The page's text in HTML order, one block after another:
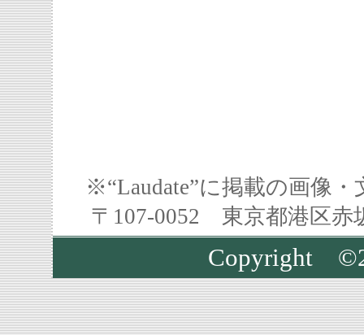
※“Laudate”に掲載の画像
〒107-0052 東京都港区
Copyright